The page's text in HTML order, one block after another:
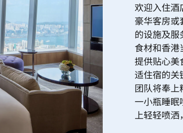
欢迎入住酒
豪华客房
的设施及
食材和香
提供贴心美
适住宿的关
团队将奉
一小瓶睡眠
上轻轻喷